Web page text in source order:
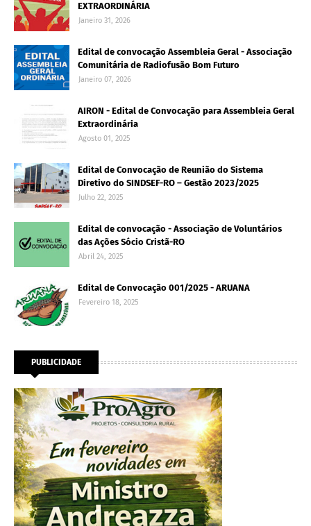
EXTRAORDINÁRIA
Janeiro 31, 2026
Edital de convocação Assembleia Geral - Associação
Comunitária de Radiofusão Bom Futuro
Janeiro 07, 2026
AIRON - Edital de Convocação para Assembleia Geral
Extraordinária
Agosto 01, 2025
Edital de Convocação de Reunião do Sistema
Diretivo do SINDSEF-RO – Gestão 2023/2025
Julho 22, 2025
Edital de convocação - Associação de Voluntários
das Ações Sócio Cristã-RO
Abril 24, 2025
Edital de Convocação 001/2025 - ARUANA
Fevereiro 18, 2025
PUBLICIDADE